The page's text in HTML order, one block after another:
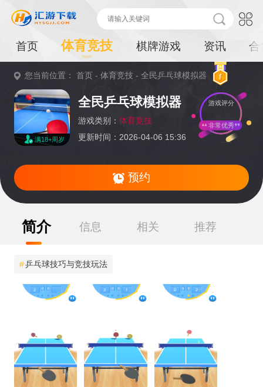
首页 体育竞技 棋牌游戏 资讯 合
您当前位置：首页 -体育竞技 -全民乒乓球模拟器
满18+周岁
全民乒乓球模拟器
游戏类别： 体育竞技
更新时间：2026-04-06 15:36
游戏评分
非常优秀
预约
提
简介 信息 相关 推荐
#乒乓球技巧与竞技玩法